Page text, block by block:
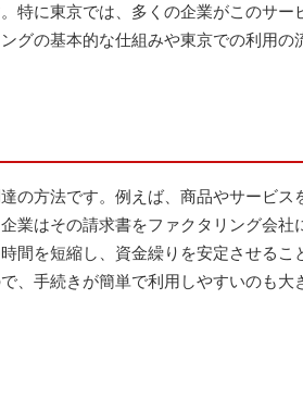
特に東京では、多くの企業がこのサー
グの基本的な仕組みや東京での利用の
の方法です。例えば、商品やサービス
業はその請求書をファクタリング会社
間を短縮し、資金繰りを安定させるこ
、手続きが簡単で利用しやすいのも大